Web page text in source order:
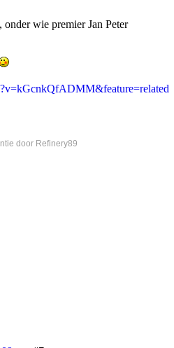
wie premier Jan Peter
door Refinery89